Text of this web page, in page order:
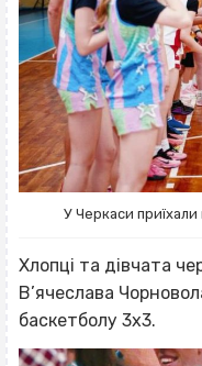
У Черкаси
Хлопці та дівчата
В’ячеслава
баскетболу 3х3.